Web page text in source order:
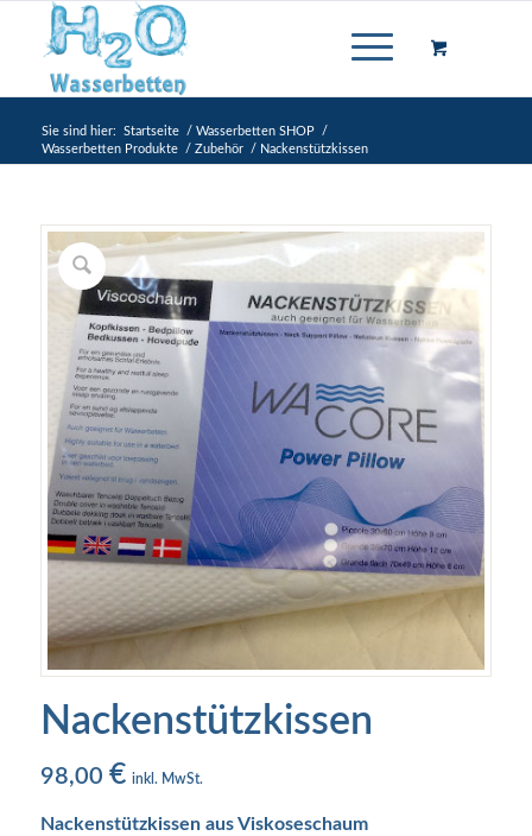
Sie sind hier: Startseite / Wasserbetten SHOP
/
Wasserbetten Produkte
/ Zubehör / Nackenstützkissen
Nackenstützkissen
98,00 € inkl. MwSt.
Nackenstützkissen aus Viskoseschaum